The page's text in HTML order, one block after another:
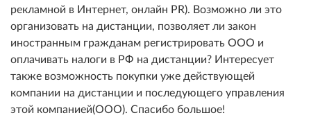
рекламной в Интернет, онлайн PR). Возможно ли это
организовать на дистанции, позволяет ли закон
иностранным гражданам регистрировать ООО и
оплачивать налоги в РФ на дистанции? Интересует
также возможность покупки уже действующей
компании на дистанции и последующего управления
этой компанией(ООО). Спасибо большое!